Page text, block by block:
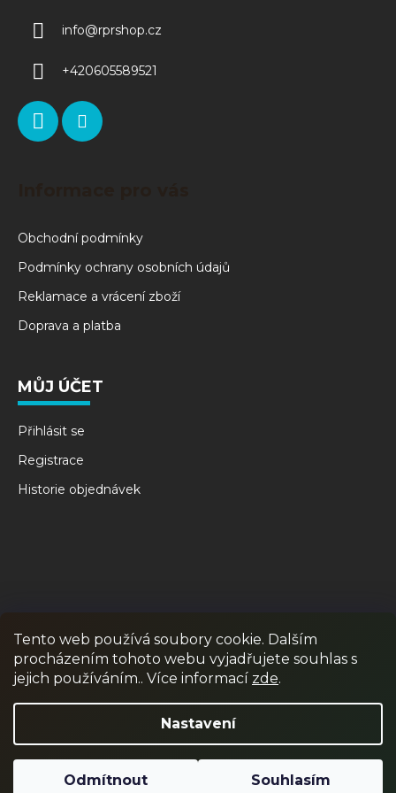
Tento web používá soubory cookie. Dalším
procházením tohoto webu vyjadřujete souhlas s
jejich používáním.. Více informací zde.
Nastavení
Odmítnout Souhlasím
info@rprshop.cz
+420605589521
Obchodní podmínky
Podmínky ochrany osobních údajů
Reklamace a vrácení zboží
Doprava a platba
MŮJ ÚČET
Přihlásit se
Registrace
Historie objednávek
RPR GAMES PAINTBALL JUNIOR PAINTBALL
Vytvořil Shoptet